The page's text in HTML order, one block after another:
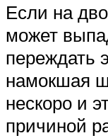
Если на
может
переждать
намокшая
нескоро и
причиной